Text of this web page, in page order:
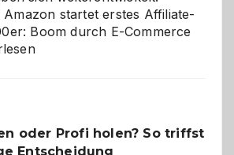
Amazon startet erstes Affiliate-
Boom durch E-Commerce
oder Profi holen? So triffst
Entscheidung